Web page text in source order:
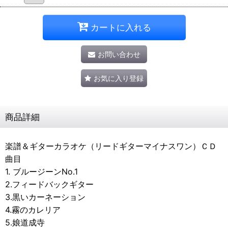
カートに入れる
お問い合わせ
お気に入り登録
商品詳細
楽譜＆ギターカラオケ（リードギターマイナスワン）ＣＤ
曲目
1. ブルージーンNo.1
2.フィードバックギター
3.黒いカーネーション
4.霧のカレリア
5.娘道成寺